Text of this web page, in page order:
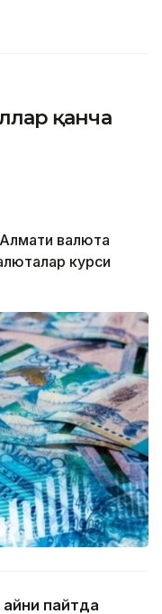
қанча
валюта
курси
пайтда